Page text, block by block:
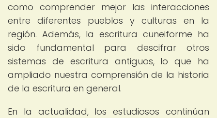
como comprender mejor las interacciones
entre diferentes pueblos y culturas en la
región. Además, la escritura cuneiforme ha
sido fundamental para descifrar otros
sistemas de escritura antiguos, lo que ha
ampliado nuestra comprensión de la historia
de la escritura en general.
En la actualidad, los estudiosos continúan